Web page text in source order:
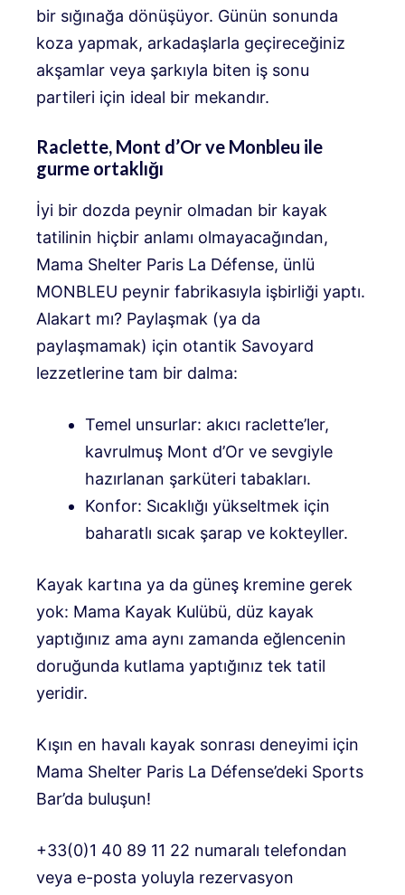
bir sığınağa dönüşüyor. Günün sonunda
koza yapmak, arkadaşlarla geçireceğiniz
akşamlar veya şarkıyla biten iş sonu
partileri için ideal bir mekandır.
Raclette, Mont d’Or ve Monbleu ile
gurme ortaklığı
İyi bir dozda peynir olmadan bir kayak
tatilinin hiçbir anlamı olmayacağından,
Mama Shelter Paris La Défense, ünlü
MONBLEU peynir fabrikasıyla işbirliği yaptı.
Alakart mı? Paylaşmak (ya da
paylaşmamak) için otantik Savoyard
lezzetlerine tam bir dalma:
Temel unsurlar: akıcı raclette’ler,
kavrulmuş Mont d’Or ve sevgiyle
hazırlanan şarküteri tabakları.
Konfor: Sıcaklığı yükseltmek için
baharatlı sıcak şarap ve kokteyller.
Kayak kartına ya da güneş kremine gerek
yok: Mama Kayak Kulübü, düz kayak
yaptığınız ama aynı zamanda eğlencenin
doruğunda kutlama yaptığınız tek tatil
yeridir.
Kışın en havalı kayak sonrası deneyimi için
Mama Shelter Paris La Défense’deki Sports
Bar’da buluşun!
+33(0)1 40 89 11 22 numaralı telefondan
veya e-posta yoluyla rezervasyon